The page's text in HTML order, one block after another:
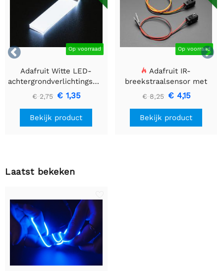

 Op voorraad
Adafruit Witte LED-
achtergrondverlichtingsmodule
- Klein 12 mm x 40 mm
€ 2,75 € 1,35
Bekijk product
Op voorraad
Adafruit IR-
breekstraalsensor met
premium draadheader
header einden - 5 mm
LED's
€ 8,25 € 4,15
Bekijk product
Laatst bekeken